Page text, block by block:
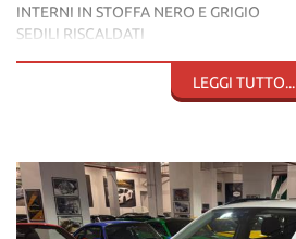
INTERNI IN STOFFA NERO E GRIGIO
SEDILI RISCALDATI
APPLE CARPLAY E ANDROID AUTO
VOLANTE MULTIFUNZIONE
CLIMATIZZATORE
CERCHI IN LEGA
USB
LEGGI TUTTO...